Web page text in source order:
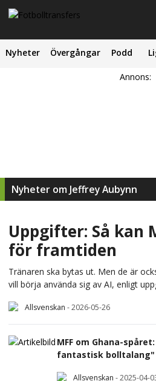
Nyheter Övergångar Podd
Annons:
Nyheter om Jeffrey Aubynn
Uppgifter: Så kan
för framtiden
Tränaren ska bytas ut. Men de är
vill börja använda sig av AI, enligt
Allsvenskan -2026-05-26
MFF om Ghana-
fantastisk bolltalang"
Allsvenskan -2025-04-